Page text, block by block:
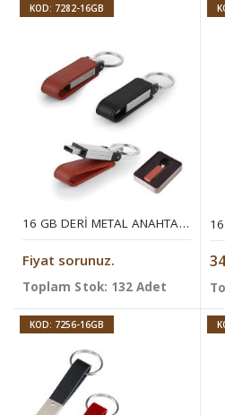
KOD: 7282-16GB
16 GB DERI METAL ANAHTARLIK USB BELLEK
Fiyat sorunuz.
Toplam Stok: 132 Adet
KOD: 7256-16GB